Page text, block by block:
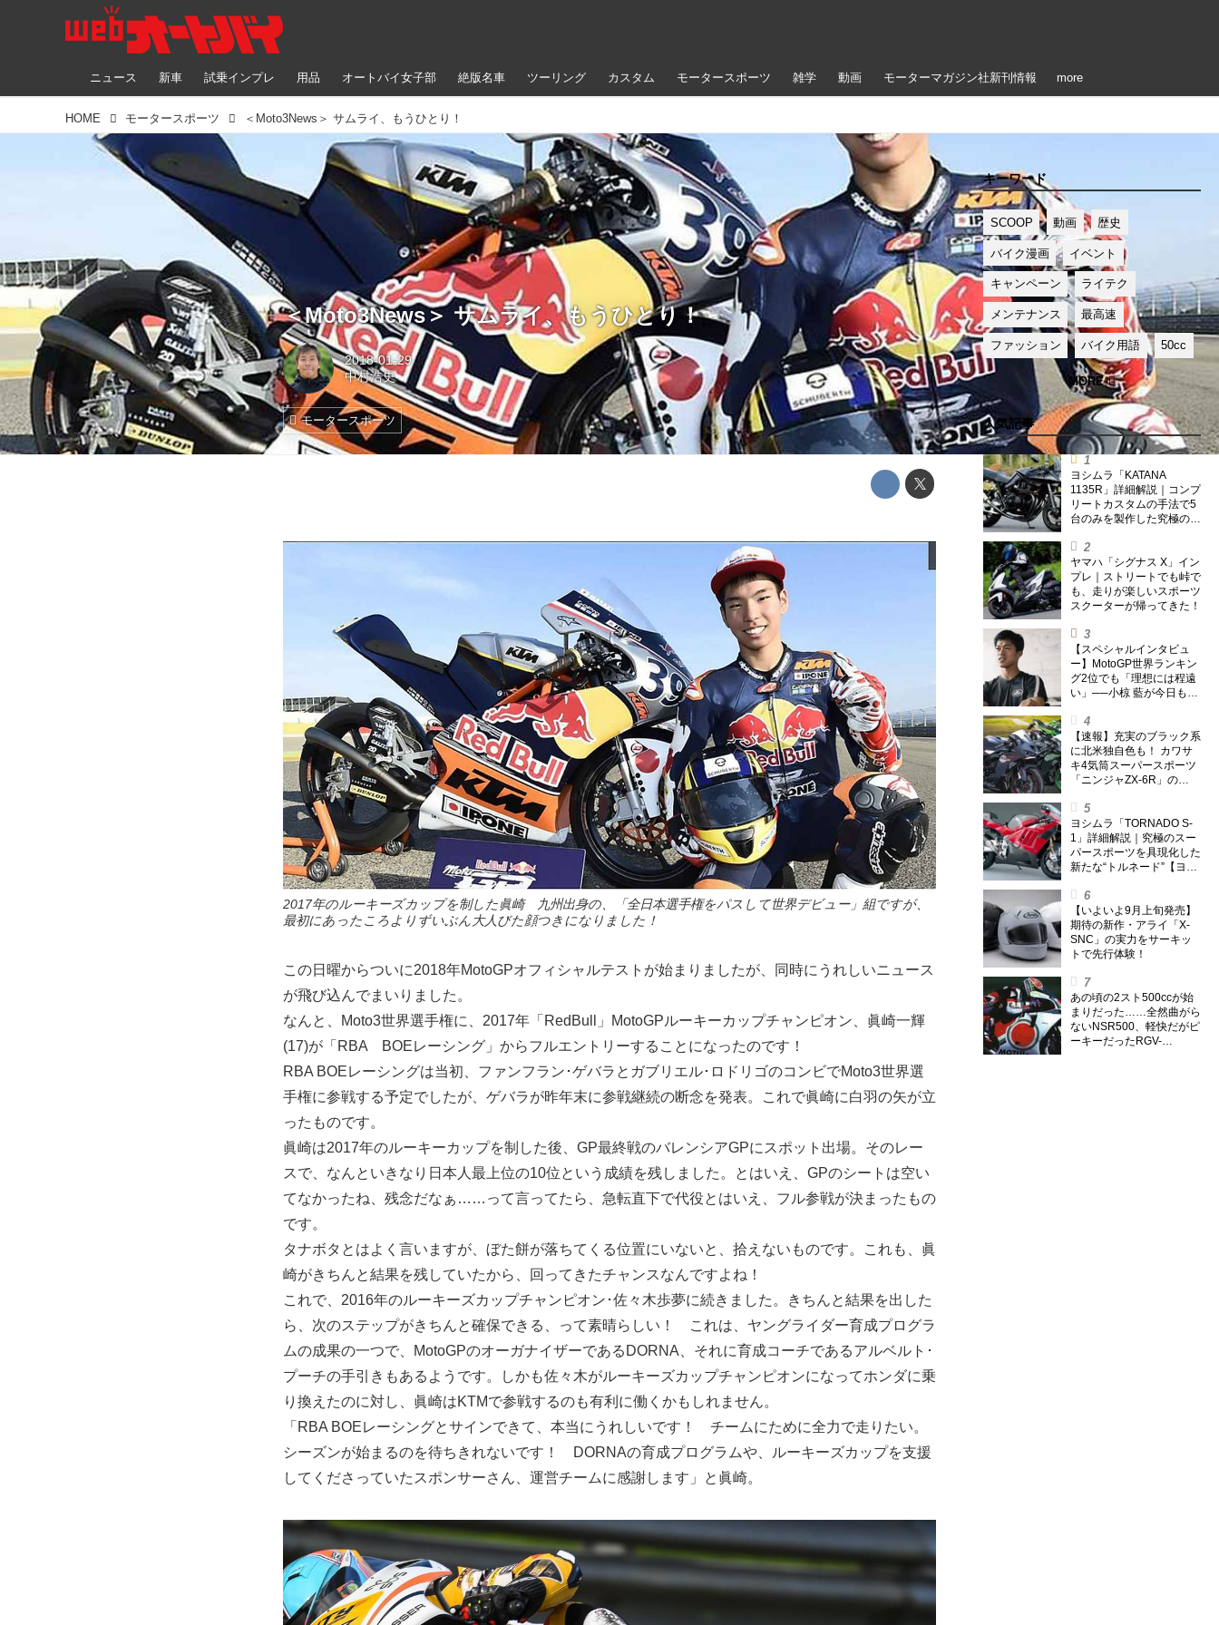
ニュース 新車 試乗インプレ 用品 オートバイ女子部 絶版名車 ツーリング カスタム モータースポーツ 雑学 動画 モーターマガジン社新刊情報 more
HOME モータースポーツ ＜Moto3News＞ サムライ、もうひとり！
＜Moto3News＞ サムライ、もうひとり！
2018-01-29
中村浩史
モータースポーツ
キーワード
SCOOP 動画 歴史
バイク漫画 イベント
キャンペーン ライテク
メンテナンス 最高速
ファッション バイク用語 50cc
人気記事
ヨシムラ「KATANA
1135R」詳細解説｜コンプ
リートカスタムの手法で5
台のみを製作した究極の銘
ヤマハ「シグナス X」イン
プレ｜ストリートでも峠で
も、走りが楽しいスポーツ
スクーターが帰ってきた！
【スペシャルインタビュ
ー】MotoGP世界ランキン
グ2位でも「理想には程遠
い」──小椋 藍が今日も走
【速報】充実のブラック系
に北米独自色も！ カワサ
キ4気筒スーパースポーツ
「ニンジャZX-6R」の
筒ニンジャも出たよ【海
外】
ヨシムラ「TORNADO S-
1」詳細解説｜究極のスー
パースポーツを具現化した
新たな“トルネード”【ヨシ
【いよいよ9月上旬発売】
期待の新作・アライ「X-
SNC」の実力をサーキッ
トで先行体験！
あの頃の2スト500ccが始
まりだった……全然曲がら
ないNSR500、軽快だがピ
ーキーだったRGV-
2017年のルーキーズカップを制した眞崎 九州出身の、「全日本選手権をパスして世界デビュー」組ですが、
最初にあったころよりずいぶん大人びた顔つきになりました！
この日曜からついに2018年MotoGPオフィシャルテストが始まりましたが、同時にうれしいニュース
が飛び込んでまいりました。
なんと、Moto3世界選手権に、2017年「RedBull」MotoGPルーキーカップチャンピオン、眞崎一輝
(17)が「RBA BOEレーシング」からフルエントリーすることになったのです！
RBA BOEレーシングは当初、ファンフラン･ゲバラとガブリエル･ロドリゴのコンビでMoto3世界選
手権に参戦する予定でしたが、ゲバラが昨年末に参戦継続の断念を発表。これで眞崎に白羽の矢が立
ったものです。
眞崎は2017年のルーキーカップを制した後、GP最終戦のバレンシアGPにスポット出場。そのレー
スで、なんといきなり日本人最上位の10位という成績を残しました。とはいえ、GPのシートは空い
てなかったね、残念だなぁ……って言ってたら、急転直下で代役とはいえ、フル参戦が決まったもの
です。
タナボタとはよく言いますが、ぼた餅が落ちてくる位置にいないと、拾えないものです。これも、眞
崎がきちんと結果を残していたから、回ってきたチャンスなんですよね！
これで、2016年のルーキーズカップチャンピオン･佐々木歩夢に続きました。きちんと結果を出した
ら、次のステップがきちんと確保できる、って素晴らしい！ これは、ヤングライダー育成プログラ
ムの成果の一つで、MotoGPのオーガナイザーであるDORNA、それに育成コーチであるアルベルト･
プーチの手引きもあるようです。しかも佐々木がルーキーズカップチャンピオンになってホンダに乗
り換えたのに対し、眞崎はKTMで参戦するのも有利に働くかもしれません。
「RBA BOEレーシングとサインできて、本当にうれしいです！ チームにために全力で走りたい。
シーズンが始まるのを待ちきれないです！ DORNAの育成プログラムや、ルーキーズカップを支援
してくださっていたスポンサーさん、運営チームに感謝します」と眞崎。